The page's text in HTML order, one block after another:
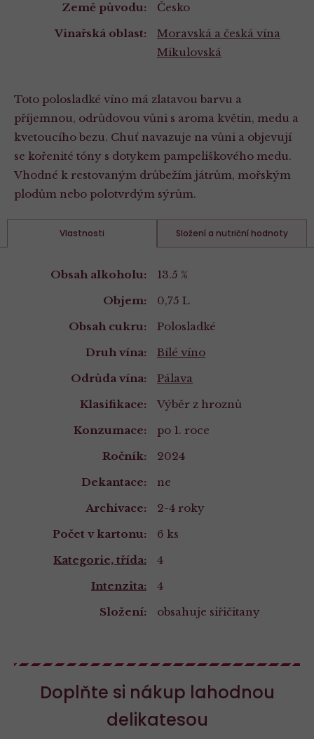
Země původu:
Česko
Vinařská oblast:
Moravská a česká vína
Mikulovská
Toto polosladké víno má zlatavou barvu a
příjemnou, odrůdovou vůni s aroma květin, medu a
kvetoucího bezu. Chuť navazuje na vůni a objevují
se kořenité tóny s dotykem pampeliškového medu.
Vhodné k restovaným drůbežím játrům, mořským
plodům nebo polotvrdým sýrům.
Vlastnosti Složení a nutriční hodnoty
Vlastnosti
Obsah alkoholu:
13.5 %
Objem:
0,75 L
Obsah cukru:
Polosladké
Druh vína:
Bílé víno
Odrůda vína:
Pálava
Klasifikace:
Výběr z hroznů
Konzumace:
po 1. roce
Ročník:
2024
Dekantace:
ne
Archivace:
2-4 roky
Počet v kartonu:
6 ks
Kategorie, třída:
4
Intenzita:
4
Složení:
obsahuje siřičitany
Složení
Doplňte si nákup lahodnou
delikatesou